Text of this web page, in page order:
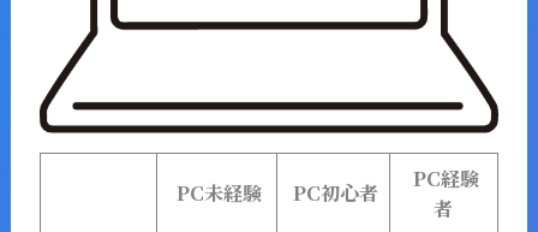
PC未経験 PC初心者
PC経験
者